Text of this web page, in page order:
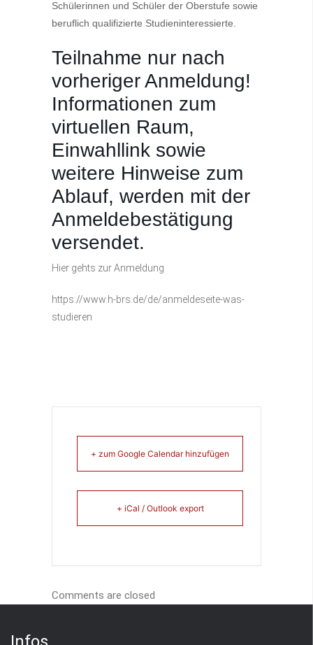
Schülerinnen und Schüler der Oberstufe sowie
beruflich qualifizierte Studieninteressierte.
Teilnahme nur nach
vorheriger Anmeldung!
Informationen zum
virtuellen Raum,
Einwahllink sowie
weitere Hinweise zum
Ablauf, werden mit der
Anmeldebestätigung
versendet.
Hier gehts zur Anmeldung
https://www.h-brs.de/de/anmeldeseite-was-
studieren
+ zum Google Calendar hinzufügen
+ iCal / Outlook export
Comments are closed